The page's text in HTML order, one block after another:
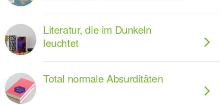
Literatur, die im Dunkeln
leuchtet
Total normale Absurditäten